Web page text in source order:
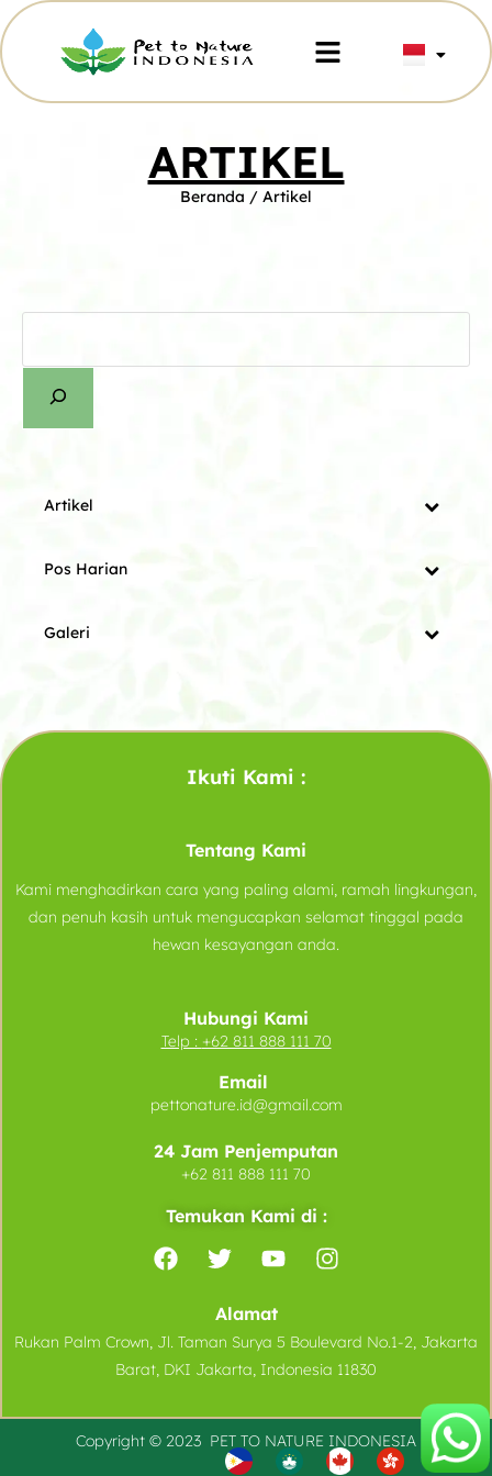
ARTIKEL
Beranda / Artikel
Artikel
Pos Harian
Galeri
Ikuti Kami :
Tentang Kami
Kami menghadirkan cara yang paling alami, ramah lingkungan,
dan penuh kasih untuk mengucapkan selamat tinggal pada
hewan kesayangan anda.
Hubungi Kami
Telp : +62 811 888 111 70
Email
pettonature.id@gmail.com
24 Jam Penjemputan
+62 811 888 111 70
Temukan Kami di :
Alamat
Rukan Palm Crown, Jl. Taman Surya 5 Boulevard No.1-2, Jakarta
Barat, DKI Jakarta, Indonesia 11830
Copyright © 2023 PET TO NATURE INDONESIA